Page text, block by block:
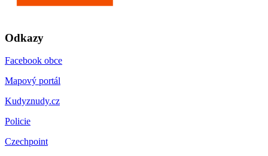
Odkazy
Facebook obce
Mapový portál
Kudyznudy.cz
Policie
Czechpoint